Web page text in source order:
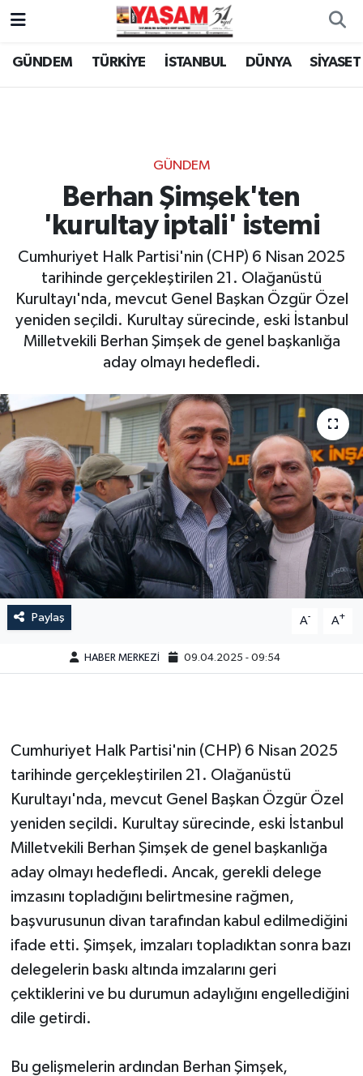
GÜNDEM TÜRKİYE İSTANBUL DÜNYA SİYASET
GÜNDEM
Berhan Şimşek'ten
'kurultay iptali' istemi
Cumhuriyet Halk Partisi'nin (CHP) 6 Nisan 2025
tarihinde gerçekleştirilen 21. Olağanüstü
Kurultayı'nda, mevcut Genel Başkan Özgür Özel
yeniden seçildi. Kurultay sürecinde, eski İstanbul
Milletvekili Berhan Şimşek de genel başkanlığa
aday olmayı hedefledi.
Paylaş A- A+
HABER MERKEZİ 09.04.2025 - 09:54
​Cumhuriyet Halk Partisi'nin (CHP) 6 Nisan 2025
tarihinde gerçekleştirilen 21. Olağanüstü
Kurultayı'nda, mevcut Genel Başkan Özgür Özel
yeniden seçildi. Kurultay sürecinde, eski İstanbul
Milletvekili Berhan Şimşek de genel başkanlığa
aday olmayı hedefledi. Ancak, gerekli delege
imzasını topladığını belirtmesine rağmen,
başvurusunun divan tarafından kabul edilmediğini
ifade etti. Şimşek, imzaları topladıktan sonra bazı
delegelerin baskı altında imzalarını geri
çektiklerini ve bu durumun adaylığını engellediğini
dile getirdi. ​
Bu gelişmelerin ardından Berhan Şimşek,